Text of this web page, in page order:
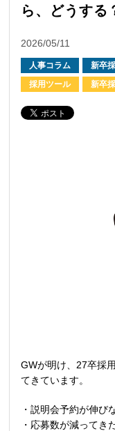
ら、どうする
2026/05/11
人事コラム 新卒
採用ツール
新卒
GWが明け、27卒採
てきています。
・説明会予約が伸び
・応募数が減ってき